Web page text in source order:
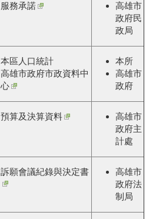
服務承諾
高雄市
政府民
政局
本區人口統計
高雄市政府市政資料中
心
本所
高雄市
政府
預算及決算資料
高雄市
政府主
計處
訴願會議紀錄與決定書
高雄市
政府法
制局